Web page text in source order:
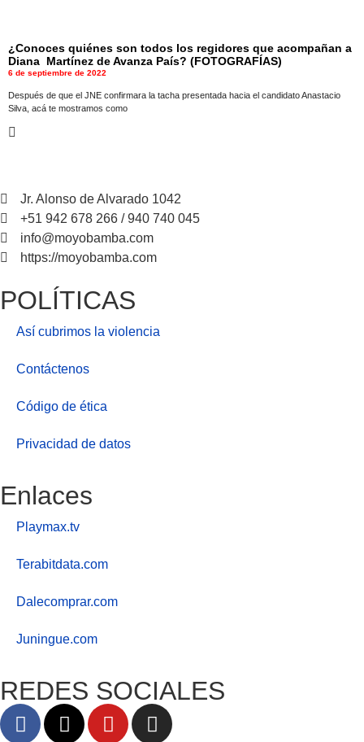
¿Conoces quiénes son todos los regidores que acompañan a
Diana Martínez de Avanza País? (FOTOGRAFÍAS)
6 de septiembre de 2022
Después de que el JNE confirmara la tacha presentada hacia el candidato Anastacio
Silva, acá te mostramos como
Jr. Alonso de Alvarado 1042
+51 942 678 266 / 940 740 045
info@moyobamba.com
https://moyobamba.com
POLÍTICAS
Así cubrimos la violencia
Contáctenos
Código de ética
Privacidad de datos
Enlaces
Playmax.tv
Terabitdata.com
Dalecomprar.com
Juningue.com
REDES SOCIALES